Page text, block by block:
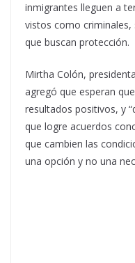
inmigrantes lleguen a
vistos como
que buscan protección.
Mirtha Colón,
agregó que esperan
resultados positivos, y
que logre acuerdos
que cambien las
una opción y no una